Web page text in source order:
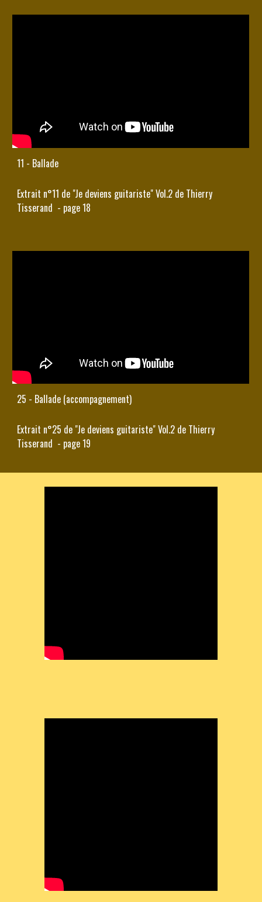
11 - Ballade
Extrait n°11 de "Je deviens guitariste" Vol.2 de Thierry
Tisserand  - page 18
25 - Ballade (accompagnement)
Extrait n°25 de "Je deviens guitariste" Vol.2 de Thierry
Tisserand  - page 19